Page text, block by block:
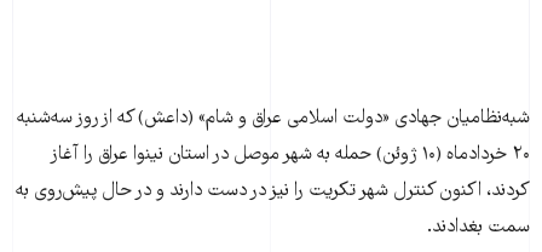
شبه‌نظامیان جهادی «دولت اسلامی عراق و شام» (داعش) که از روز سه‌شنبه
۲۰ خردادماه (۱۰ ژوئن) حمله به شهر موصل در استان نینوا عراق را آغاز
کردند، اکنون کنترل شهر تکریت را نیز در دست دارند و در حال پیش‌روی به
سمت بغدادند.